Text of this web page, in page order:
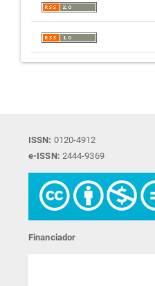
ISSN: 0120-4912
e-ISSN: 2444-9369
Financiador